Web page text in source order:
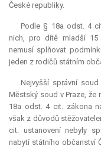
České republiky.
Podle § 18a odst. 4
nich, pro dítě mladší 15
nemusí splňovat
jeden z rodičů státním
Nejvyšší správní
Městský soud v Praze, že
18a odst. 4 cit. zákona
však z důvodů
cit. ustanovení nebyly
nabytí státního občanství